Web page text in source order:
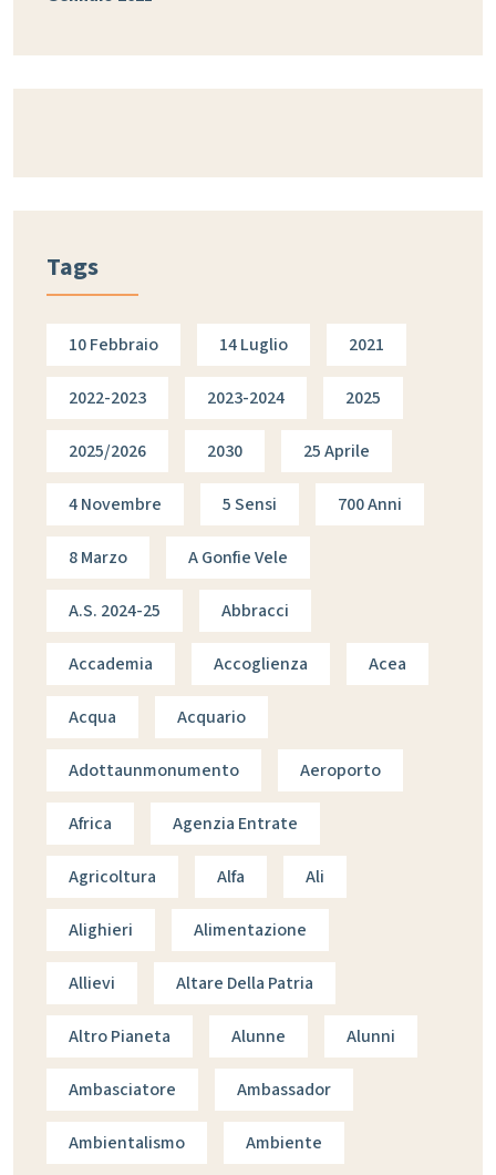
Tags
10 Febbraio 14 Luglio 2021
2022-2023 2023-2024 2025
2025/2026 2030 25 Aprile
4 Novembre 5 Sensi 700 Anni
8 Marzo A Gonfie Vele
A.s. 2024-25 Abbracci
Accademia Accoglienza Acea
Acqua Acquario
Adottaunmonumento Aeroporto
Africa Agenzia Entrate
Agricoltura Alfa Ali
Alighieri Alimentazione
Allievi Altare Della Patria
Altro Pianeta Alunne Alunni
Ambasciatore Ambassador
Ambientalismo Ambiente